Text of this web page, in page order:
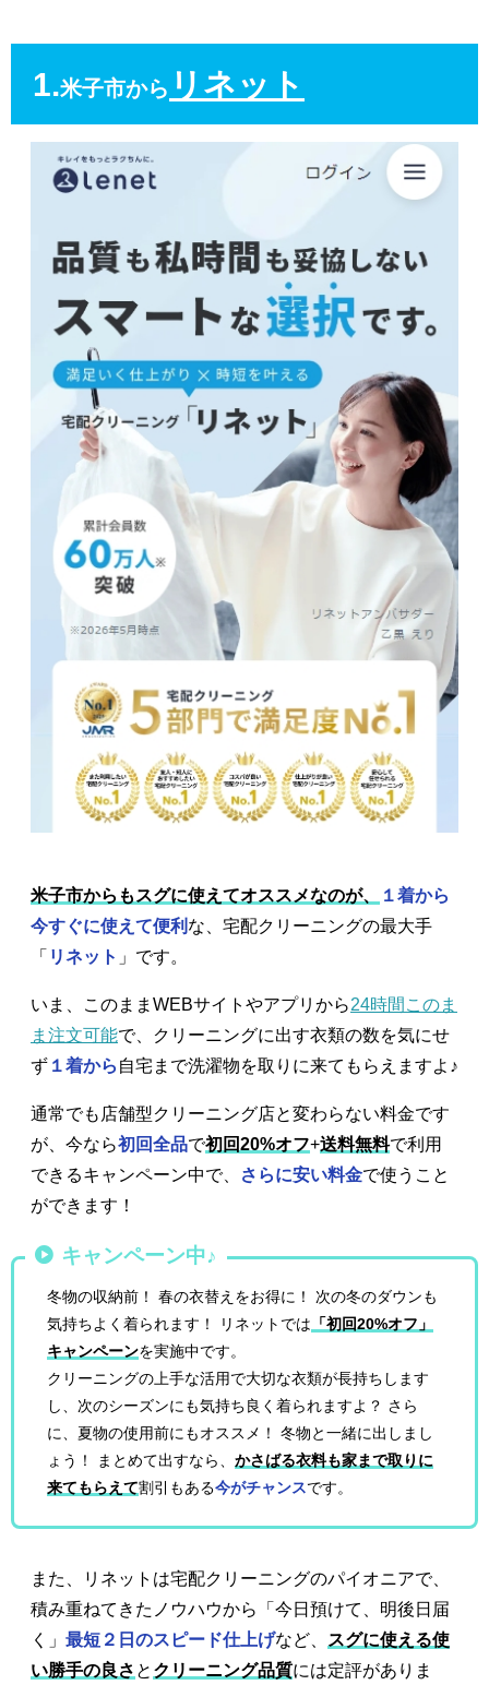
1.米子市から リネット
米子市からもスグに使えてオススメなのが、
１着から
今すぐに使えて便利 な、宅配クリーニングの最大手
「 リネット 」です。
いま、このままWEBサイトやアプリから24時間このま
ま注文可能で、クリーニングに出す衣類の数を気にせ
ず １着から 自宅まで洗濯物を取りに来てもらえますよ♪
通常でも店舗型クリーニング店と変わらない料金です
が、今なら初回全品で初回20%オフ+送料無料で利用
できるキャンペーン中で、
さらに安い料金で使うこと
ができます！
キャンペーン中♪
冬物の収納前！ 春の衣替えをお得に！ 次の冬のダウンも
気持ちよく着られます！ リネットでは 「初回20%オフ」
キャンペーンを実施中です。
クリーニングの上手な活用で大切な衣類が長持ちします
し、次のシーズンにも気持ち良く着られますよ？ さら
に、夏物の使用前にもオススメ！ 冬物と一緒に出しまし
ょう！ まとめて出すなら、かさばる衣料も家まで取りに
来てもらえて割引もある今がチャンスです。
また、リネットは宅配クリーニングのパイオニアで、
積み重ねてきたノウハウから「今日預けて、明後日届
く」 最短２日のスピード仕上げなど、
スグに使える使
い勝手の良さ と クリーニング品質には定評がありま